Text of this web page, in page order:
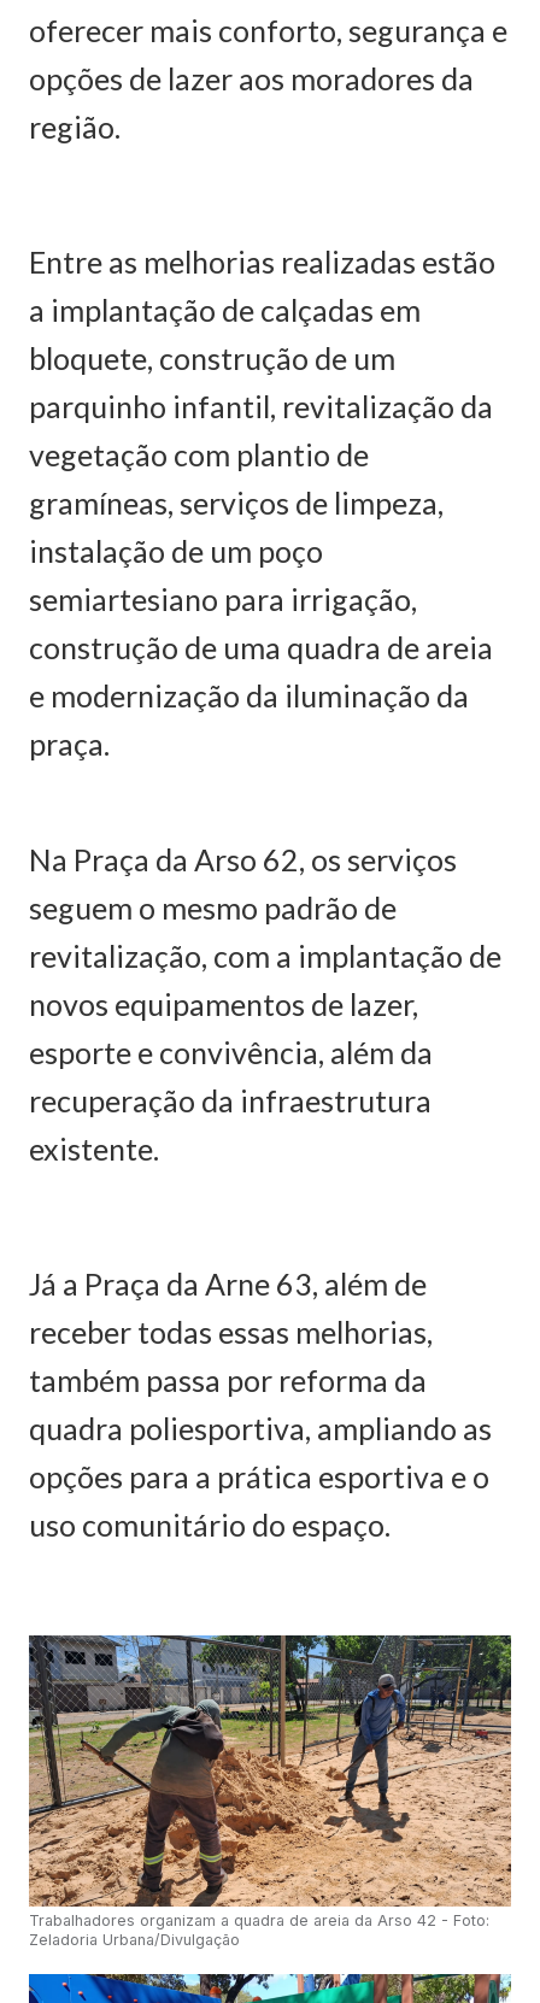
oferecer mais conforto, segurança e
opções de lazer aos moradores da
região.
Entre as melhorias realizadas estão
a implantação de calçadas em
bloquete, construção de um
parquinho infantil, revitalização da
vegetação com plantio de
gramíneas, serviços de limpeza,
instalação de um poço
semiartesiano para irrigação,
construção de uma quadra de areia
e modernização da iluminação da
praça.
Na Praça da Arso 62, os serviços
seguem o mesmo padrão de
revitalização, com a implantação de
novos equipamentos de lazer,
esporte e convivência, além da
recuperação da infraestrutura
existente.
Já a Praça da Arne 63, além de
receber todas essas melhorias,
também passa por reforma da
quadra poliesportiva, ampliando as
opções para a prática esportiva e o
uso comunitário do espaço.
Trabalhadores organizam a quadra de areia da Arso 42 - Foto:
Zeladoria Urbana/Divulgação